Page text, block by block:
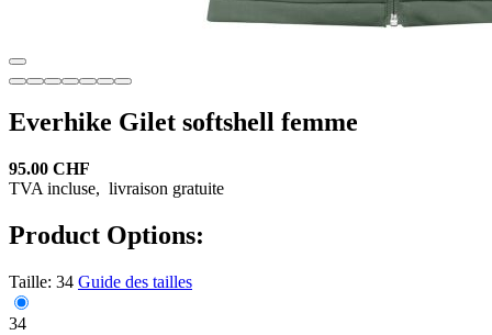
Everhike Gilet softshell femme
95.00 CHF
TVA incluse, livraison gratuite
Product Options:
Taille: 34 Guide des tailles
34